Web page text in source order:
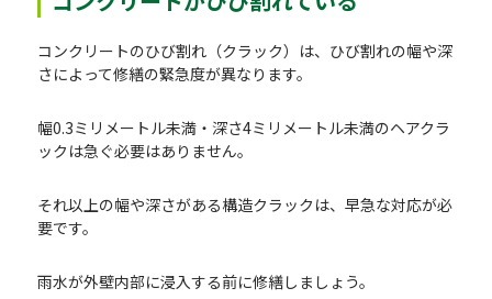
コンクリートのひび割れ（クラック）は、ひび割れの幅や深
さによって修繕の緊急度が異なります。
幅0.3ミリメートル未満・深さ4ミリメートル未満のヘアクラ
ックは急ぐ必要はありません。
それ以上の幅や深さがある構造クラックは、早急な対応が必
要です。
雨水が外壁内部に浸入する前に修繕しましょう。